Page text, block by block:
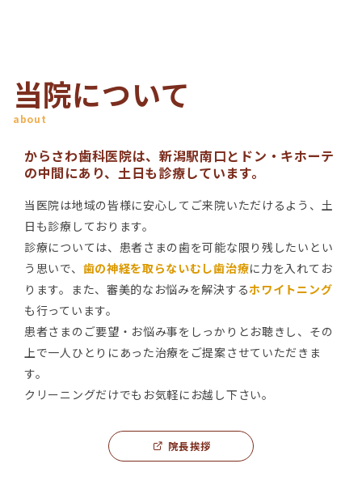
当院について
about
からさわ歯科医院は、新潟駅南口とドン・キホーテ
の中間にあり、土日も診療しています。
当医院は地域の皆様に安心してご来院いただけるよう、土
日も診療しております。
診療については、患者さまの歯を可能な限り残したいとい
う思いで、 歯の神経を取らないむし歯治療に力を入れてお
ります。また、審美的なお悩みを解決するホワイトニング
も行っています。
患者さまのご要望・お悩み事をしっかりとお聴きし、その
上で一人ひとりにあった治療をご提案させていただきま
す。
クリーニングだけでもお気軽にお越し下さい。
院長挨拶